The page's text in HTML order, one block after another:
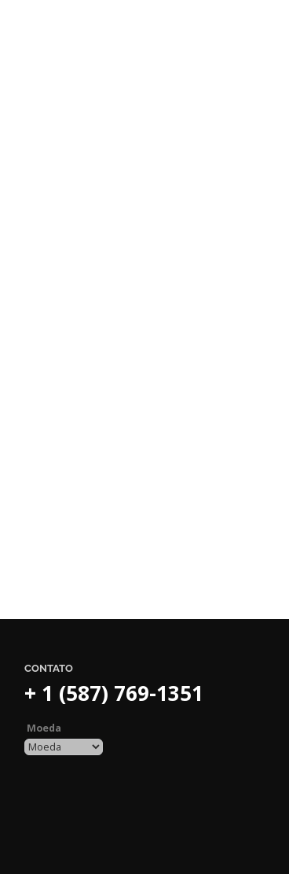
CONTATO
+ 1 (587) 769-1351
Moeda